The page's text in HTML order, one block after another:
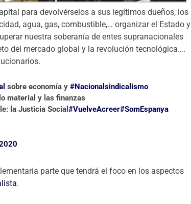
para devolvérselos a sus legítimos dueños, los
agua, gas, combustible,… organizar el Estado y
nuestra soberanía de entes supranacionales
del mercado global y la revolución tecnológica….
sobre economía y#Nacionalsindicalismo
material y las finanzas
la Justicia Social#VuelveAcreer#SomEspanya
parte que tendrá el foco en los aspectos
.